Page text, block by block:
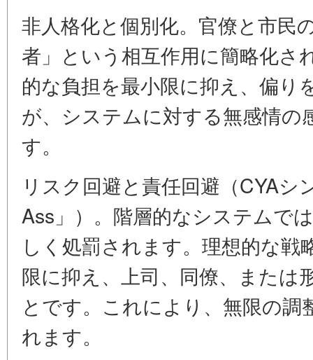
非人格化と個別化。官僚と市民
者」という相互作用に簡略化さ
的な負担を最小限に抑え、偏り
が、システムに対する無感情の
す。
リスク回避と責任回避（CYAシ
Ass」）。階層的なシステムで
しく処罰されます。理想的な戦
限に抑え、上司、同僚、または
とです。これにより、無限の
れます。